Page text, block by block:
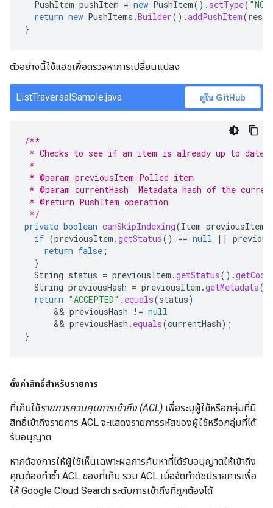
PushItem pushItem = new PushItem(). setType(
return new PushItems .Builder().addPushItem(
}
ตัวอย่างนี้ใช้แฮชเพื่อตรวจหาการเปลี่ยนแปลง
ListTraversalSample.java ดูใน GitHub
/**
* Checks to see if an item is already up to date
*
* @param previousItem Polled item
* @param currentHash  Metadata hash of the
* @return PushItem operation
*/
private boolean canSkipIndexing(Item previousItem
if (previousItem .getStatus() == null ||
return false ;
}
String status = previousItem .getStatus().getCode
String previousHash = previousItem .getMetadata
return "ACCEPTED" . equals(status)
      &&
previousHash != null
      &&
previousHash . equals(currentHash);
}
ตั้งค่าสิทธิ์สำหรับรายการ
ที่เก็บใช้รายการควบคุมการเข้าถึง (ACL) เพื่อระบุผู้ใช้หรือกลุ่มที่มี
สิทธิ์เข้าถึงรายการ ACL จะแสดงรายการรหัสของผู้ใช้หรือกลุ่มที่ได้
รับอนุญาต
หากต้องการให้ผู้ใช้เห็นเฉพาะผลการค้นหาที่ได้รับอนุญาตให้เข้าถึง
คุณต้องทำซ้ำ ACL ของที่เก็บ รวม ACL เมื่อจัดทำดัชนีรายการเพื่อ
ให้ Google Cloud Search ระดับการเข้าถึงที่ถูกต้องได้